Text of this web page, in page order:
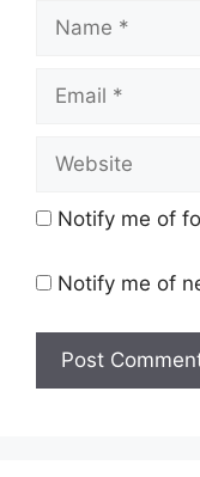
Name
Email
Website
Notify me of
Notify me of